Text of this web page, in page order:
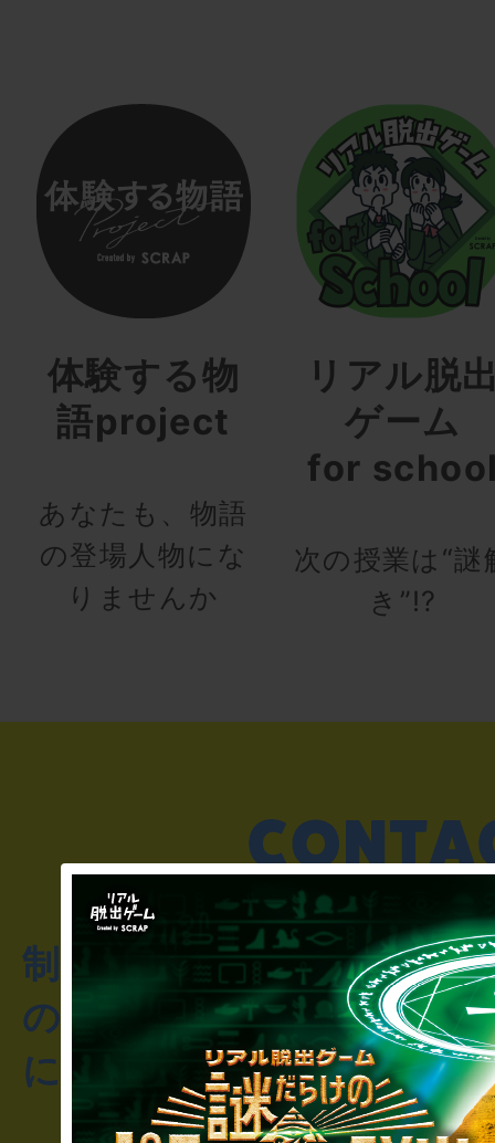
体験する物
語project
あなたも、物語
の登場人物にな
りませんか
リアル脱
ゲーム
for
次の授業は“謎
き”!?
制作のご相談・コラボレ
のお客様からのご質問や
にお問い合わせください